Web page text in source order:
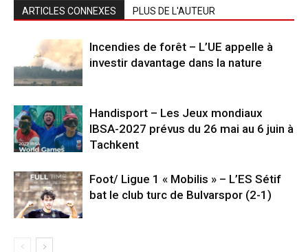
ARTICLES CONNEXES PLUS DE L'AUTEUR
Incendies de forêt – L’UE appelle à
investir davantage dans la nature
Handisport – Les Jeux mondiaux
IBSA-2027 prévus du 26 mai au 6 juin à
Tachkent
Foot/ Ligue 1 « Mobilis » – L’ES Sétif
bat le club turc de Bulvarspor (2-1)